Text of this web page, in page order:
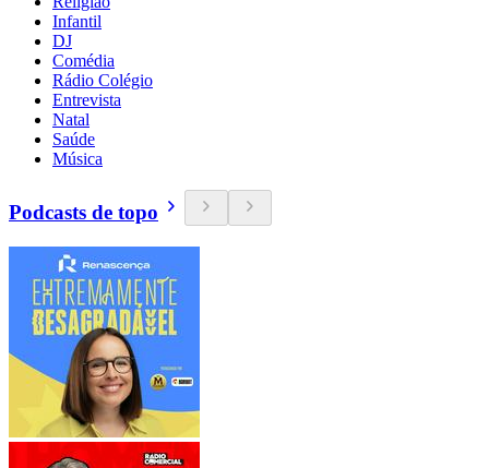
Infantil
DJ
Comédia
Rádio Colégio
Entrevista
Natal
Saúde
Música
Podcasts de topo